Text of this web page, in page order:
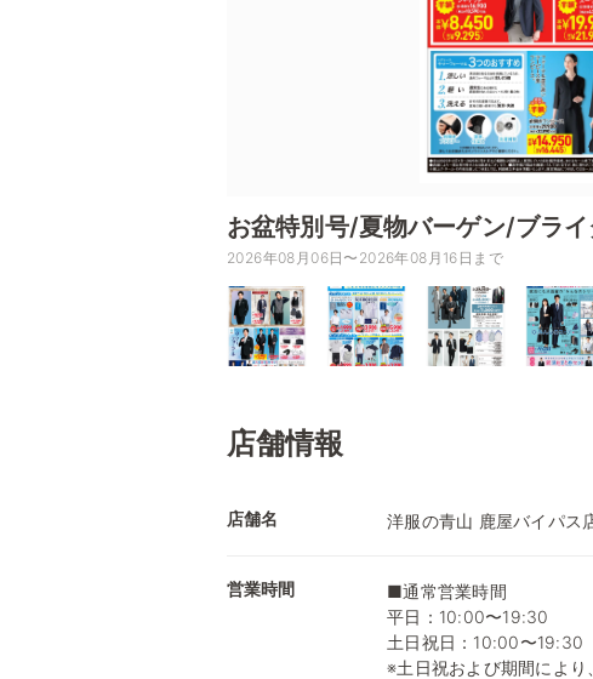
お盆特別号/夏物バーゲン/ブラ
2026年08月06日〜2026年08月16日まで
店舗情報
店舗名 洋服の青山 鹿屋バイパス
営業時間
■通常営業時間
平日：10:00〜19:30
土日祝日：10:00〜19:30
※土日祝および期間によ